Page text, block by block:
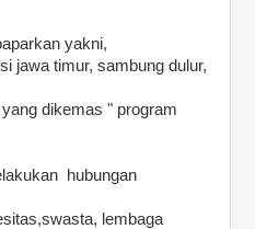
yakni,
jawa timur, sambung dulur,
dikemas " program
hubungan
lembaga